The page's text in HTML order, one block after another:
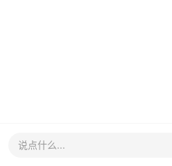
说点什么...